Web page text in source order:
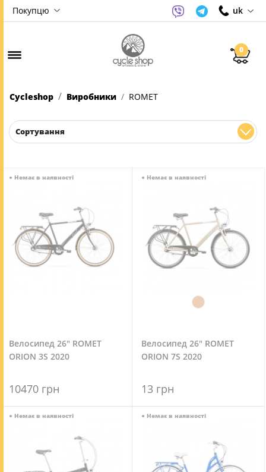
Покупцю uk
0
Cycleshop Виробники ROMET
Сортування
● Немає в наявності
Велосипед 26" ROMET
ORION 3S 2020
10470 грн
● Немає в наявності
Велосипед 26" ROMET
ORION 7S 2020
13 грн
● Немає в наявності ● Немає в наявності